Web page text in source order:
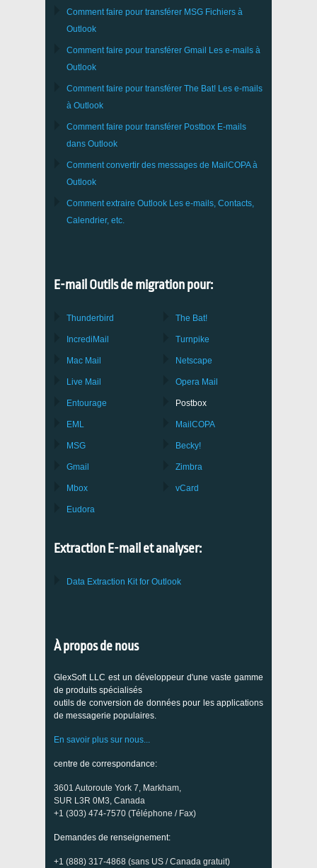
Comment faire pour transférer MSG Fichiers à
Outlook
Comment faire pour transférer Gmail
Les e-mails à
Outlook
Comment faire pour transférer The Bat! Les e-mails
à Outlook
Comment faire pour transférer Postbox E-mails
dans Outlook
Comment convertir des messages de MailCOPAà
Outlook
Comment extraire Outlook Les e-mails, Contacts,
Calendrier, etc.
E-mail Outils de migration pour:
Thunderbird
IncrediMail
Mac Mail
Live Mail
Entourage
EML
MSG
Gmail
Mbox
Eudora
The Bat!
Turnpike
Netscape
Opera Mail
Postbox
MailCOPA
Becky!
Zimbra
vCard
Extraction E-mail et analyser:
Data Extraction Kit for Outlook
À propos de nous
GlexSoft LLC est un développeur d'une vaste gamme
de produits spécialisés
outils de conversion de données pour les applications
de messagerie populaires.
En savoir plus sur nous...
centre de correspondance:
3601 Autoroute York 7, Markham,
SUR L3R 0M3, Canada
+1 (303) 474-7570 (Téléphone / Fax)
Demandes de renseignement:
+1 (888) 317-4868 (sans US / Canada gratuit)